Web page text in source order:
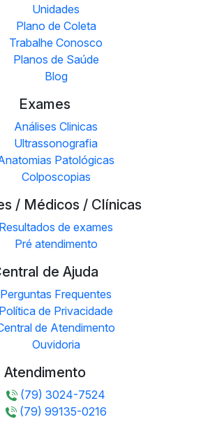
Unidades
Plano de Coleta
Trabalhe Conosco
Planos de Saúde
Blog
Exames
Análises Clinicas
Ultrassonografia
Patológicas
Colposcopias
/ Médicos / Clínicas
Resultados de exames
Pré atendimento
de Ajuda
Perguntas Frequentes
Política de Privacidade
de Atendimento
Ouvidoria
Atendimento
(79) 3024-7524
(79) 99135-0216